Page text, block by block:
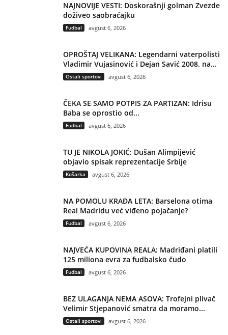
NAJNOVIJE VESTI: Doskorašnji golman Zvezde
doživeo saobraćajku
Fudbal avgust 6, 2026
OPROŠTAJ VELIKANA: Legendarni vaterpolisti
Vladimir Vujasinović i Dejan Savić 2008. na...
Ostali sportovi avgust 6, 2026
ČEKA SE SAMO POTPIS ZA PARTIZAN: Idrisu
Baba se oprostio od...
Fudbal avgust 6, 2026
TU JE NIKOLA JOKIĆ: Dušan Alimpijević
objavio spisak reprezentacije Srbije
Košarka avgust 6, 2026
NA POMOLU KRAĐA LETA: Barselona otima
Real Madridu već viđeno pojačanje?
Fudbal avgust 6, 2026
NAJVEĆA KUPOVINA REALA: Madriđani platili
125 miliona evra za fudbalsko čudo
Fudbal avgust 6, 2026
BEZ ULAGANJA NEMA ASOVA: Trofejni plivač
Velimir Stjepanović smatra da moramo...
Ostali sportovi avgust 6, 2026